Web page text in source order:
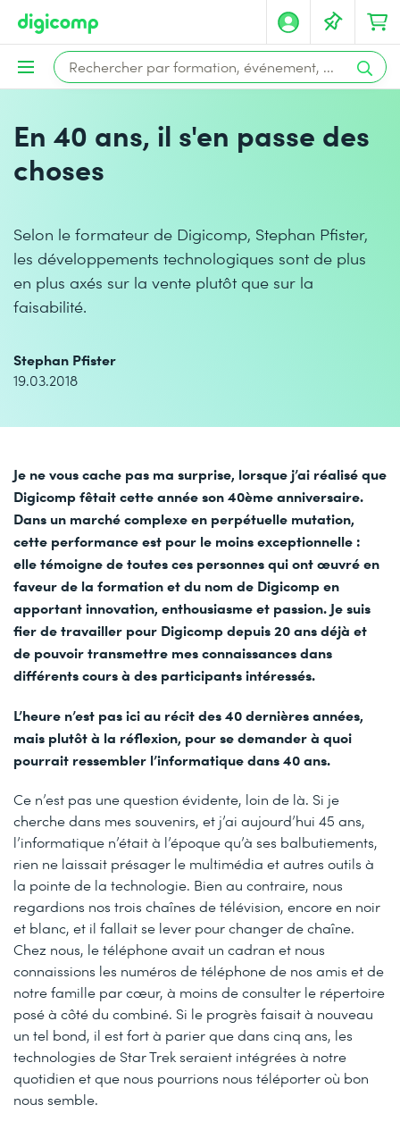
En 40 ans, il s'en passe des
choses
Selon le formateur de Digicomp, Stephan Pfister,
les développements technologiques sont de plus
en plus axés sur la vente plutôt que sur la
faisabilité.
Stephan Pfister
19.03.2018
Je ne vous cache pas ma surprise, lorsque j’ai réalisé que
Digicomp fêtait cette année son 40ème anniversaire.
Dans un marché complexe en perpétuelle mutation,
cette performance est pour le moins exceptionnelle :
elle témoigne de toutes ces personnes qui ont œuvré en
faveur de la formation et du nom de Digicomp en
apportant innovation, enthousiasme et passion. Je suis
fier de travailler pour Digicomp depuis 20 ans déjà et
de pouvoir transmettre mes connaissances dans
différents cours à des participants intéressés.
L’heure n’est pas ici au récit des 40 dernières années,
mais plutôt à la réflexion, pour se demander à quoi
pourrait ressembler l’informatique dans 40 ans.
Ce n’est pas une question évidente, loin de là. Si je
cherche dans mes souvenirs, et j’ai aujourd’hui 45 ans,
l’informatique n’était à l’époque qu’à ses balbutiements,
rien ne laissait présager le multimédia et autres outils à
la pointe de la technologie. Bien au contraire, nous
regardions nos trois chaînes de télévision, encore en noir
et blanc, et il fallait se lever pour changer de chaîne.
Chez nous, le téléphone avait un cadran et nous
connaissions les numéros de téléphone de nos amis et de
notre famille par cœur, à moins de consulter le répertoire
posé à côté du combiné. Si le progrès faisait à nouveau
un tel bond, il est fort à parier que dans cinq ans, les
technologies de Star Trek seraient intégrées à notre
quotidien et que nous pourrions nous téléporter où bon
nous semble.